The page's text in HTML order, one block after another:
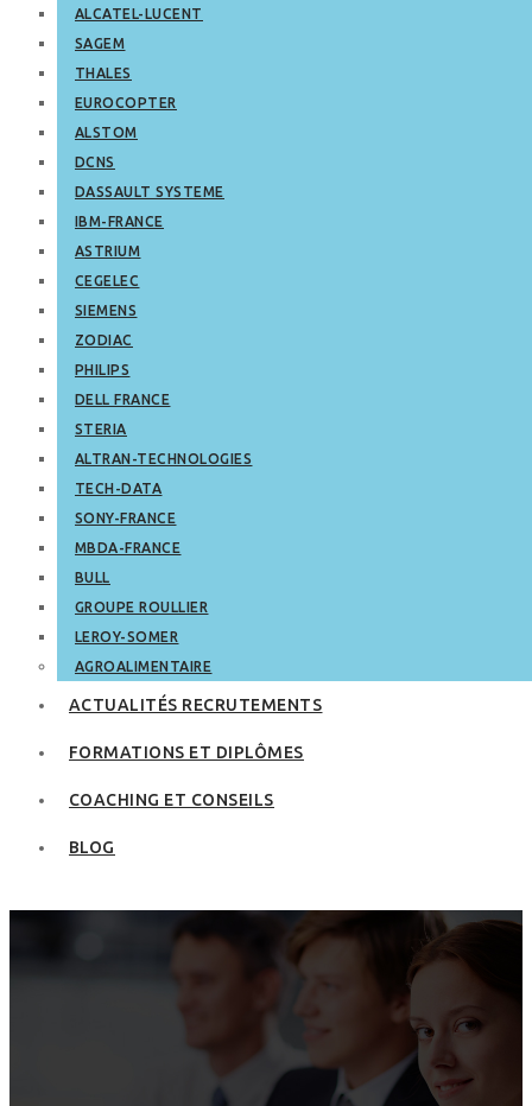
ALCATEL-LUCENT
SAGEM
THALES
EUROCOPTER
ALSTOM
DCNS
DASSAULT SYSTEME
IBM-FRANCE
ASTRIUM
CEGELEC
SIEMENS
ZODIAC
PHILIPS
DELL FRANCE
STERIA
ALTRAN-TECHNOLOGIES
TECH-DATA
SONY-FRANCE
MBDA-FRANCE
BULL
GROUPE ROULLIER
LEROY-SOMER
AGROALIMENTAIRE
ACTUALITÉS RECRUTEMENTS
FORMATIONS ET DIPLÔMES
COACHING ET CONSEILS
BLOG